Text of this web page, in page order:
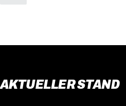
AKTUELLER STAND